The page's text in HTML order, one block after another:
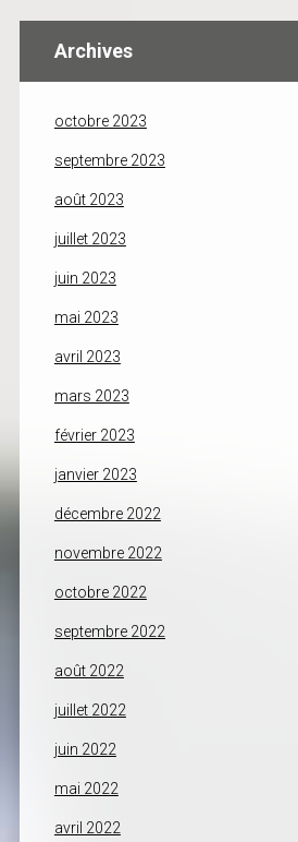
Archives
octobre 2023
septembre 2023
août 2023
juillet 2023
juin 2023
mai 2023
avril 2023
mars 2023
février 2023
janvier 2023
décembre 2022
novembre 2022
octobre 2022
septembre 2022
août 2022
juillet 2022
juin 2022
mai 2022
avril 2022